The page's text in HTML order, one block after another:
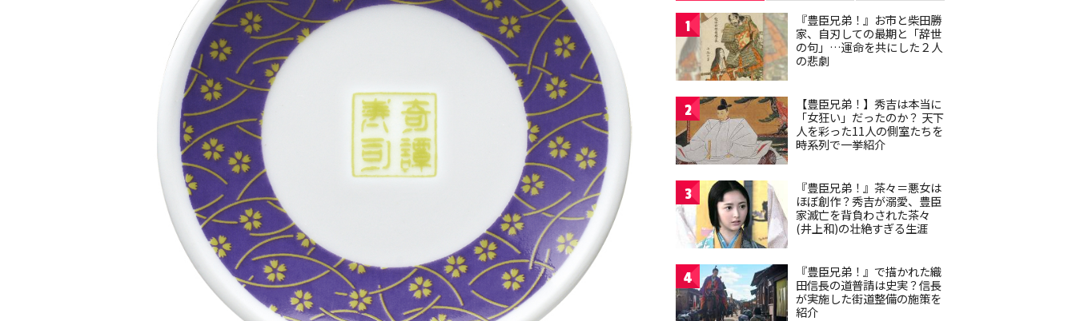
1
『豊臣兄弟！』お市と柴田勝
家、自刃しての最期と「辞世
の句」…運命を共にした２人
の悲劇
2
【豊臣兄弟！】秀吉は本当に
「女狂い」だったのか？ 天下
人を彩った11人の側室たちを
時系列で一挙紹介
3
『豊臣兄弟！』茶々＝悪女は
ほぼ創作？秀吉が溺愛、豊臣
家滅亡を背負わされた茶々
(井上和)の壮絶すぎる生涯
4
『豊臣兄弟！』で描かれた織
田信長の道普請は史実？信長
が実施した街道整備の施策を
紹介